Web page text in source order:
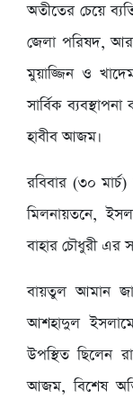
অতীতের চেয়ে
জেলা পরিষদ,
মুয়াজ্জিন ও
সার্বিক
হাবীব আজম।
রবিবার (৩০
মিলনায়তনে,
বাহার চৌধুরী এর
বায়তুল আমান
আশহাদুল
উপস্থিত ছিলেন
আজম, বিশেষ